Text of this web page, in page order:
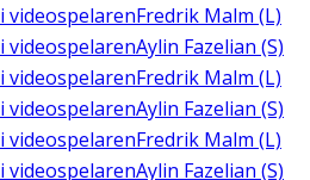
i videospelarenFredrik Malm (L)
i videospelarenAylin Fazelian (S)
i videospelarenFredrik Malm (L)
i videospelarenAylin Fazelian (S)
i videospelarenFredrik Malm (L)
i videospelarenAylin Fazelian (S)